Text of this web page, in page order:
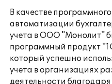
В качестве
автоматизации
учета в ООО "Монолит"
программный продукт
который успешно
учета в организациях
деятельности